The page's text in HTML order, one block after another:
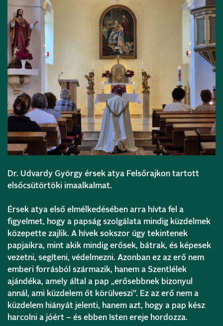
Dr. Udvardy György érsek atya Felsőrajkon tartott
elsőcsütörtöki imaalkalmat.
Érsek atya első elmélkedésében arra hívta fel a
figyelmet, hogy a papság szolgálata mindig küzdelmek
közepette zajlik. A hívek sokszor úgy tekintenek
papjaikra, mint akik mindig erősek, bátrak, és képesek
vezetni, segíteni, védelmezni. Azonban ez az erő nem
emberi forrásból származik, hanem a Szentlélek
ajándéka, amely által a pap „erősebbnek bizonyul
annál, ami küzdelem őt körülveszi”. Ez az erő nem a
küzdelem hiányát jelenti, hanem azt, hogy a pap kész
harcolni a jóért – és ebben Isten ereje hordozza.